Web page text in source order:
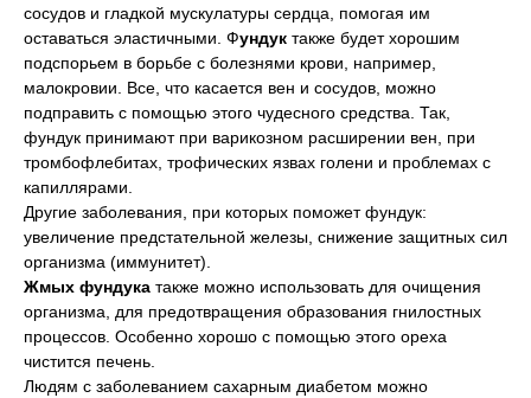
сосудов и гладкой мускулатуры сердца, помогая им
оставаться эластичными. Фундук также будет хорошим
подспорьем в борьбе с болезнями крови, например,
малокровии. Все, что касается вен и сосудов, можно
подправить с помощью этого чудесного средства. Так,
фундук принимают при варикозном расширении вен, при
тромбофлебитах, трофических язвах голени и проблемах с
капиллярами.
Другие заболевания, при которых поможет фундук:
увеличение предстательной железы, снижение защитных сил
организма (иммунитет).
Жмых фундука также можно использовать для очищения
организма, для предотвращения образования гнилостных
процессов. Особенно хорошо с помощью этого ореха
чистится печень.
Людям с заболеванием сахарным диабетом можно